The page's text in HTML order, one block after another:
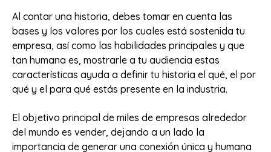
Al contar una historia, debes tomar en cuenta las
bases y los valores por los cuales está sostenida tu
empresa, así como las habilidades principales y que
tan humana es, mostrarle a tu audiencia estas
características ayuda a definir tu historia el qué, el por
qué y el para qué estás presente en la industria.
El objetivo principal de miles de empresas alrededor
del mundo es vender, dejando a un lado la
importancia de generar una conexión única y humana